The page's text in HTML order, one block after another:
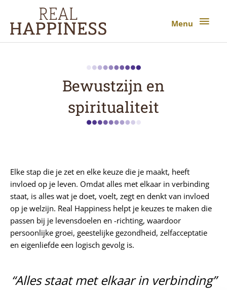
inhoud
Menu
Bewustzijn en
spiritualiteit
Elke stap die je zet en elke keuze die je maakt, heeft
invloed op je leven. Omdat alles met elkaar in verbinding
staat, is alles wat je doet, voelt, zegt en denkt van invloed
op je welzijn. Real Happiness helpt je keuzes te maken die
passen bij je levensdoelen en -richting, waardoor
persoonlijke groei, geestelijke gezondheid, zelfacceptatie
en eigenliefde een logisch gevolg is.
“Alles staat met elkaar in verbinding”